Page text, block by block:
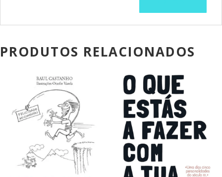
PRODUTOS RELACIONADOS
PROMOÇÃO! PROMOÇÃO!